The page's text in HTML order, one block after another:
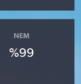
NEM
%99